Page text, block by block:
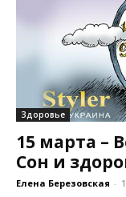
Здоровье
15 марта –
Сон и
Елена Березовская -